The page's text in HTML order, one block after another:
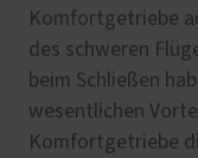
Komfortgetriebe
des schweren
beim Schließen
wesentlichen
Komfortgetriebe